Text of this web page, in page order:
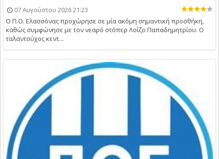
07 Αυγούστου 2026 21:23
Ο Π.Ο. Ελασσόνας προχώρησε σε μία ακόμη σημαντική προσθήκη,
καθώς συμφώνησε με τον νεαρό στόπερ Λοΐζο Παπαδημητρίου. Ο
ταλαντούχος κεντ...